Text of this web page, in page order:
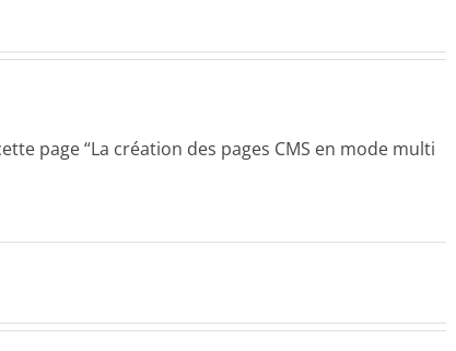
page “La création des pages CMS en mode multi